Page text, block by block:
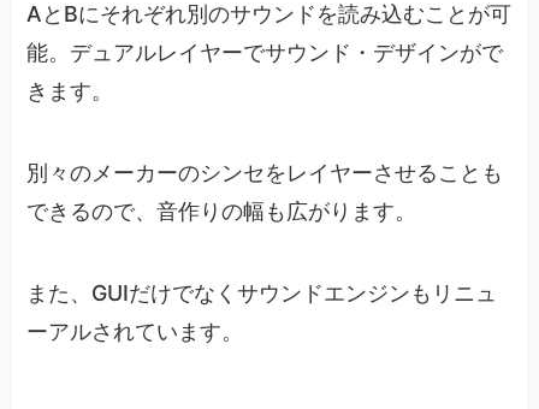
AとBにそれぞれ別のサウンドを読み込むことが可
能。デュアルレイヤーでサウンド・デザインがで
きます。
別々のメーカーのシンセをレイヤーさせることも
できるので、音作りの幅も広がります。
また、GUIだけでなくサウンドエンジンもリニュ
ーアルされています。